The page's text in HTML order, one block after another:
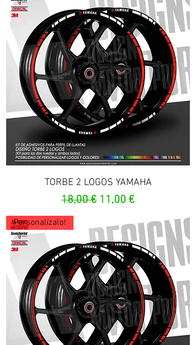
TORBE 2 LOGOS YAMAHA
Prix original
18,00 € Prix promotionnel
11,00 €
Personalízalo!